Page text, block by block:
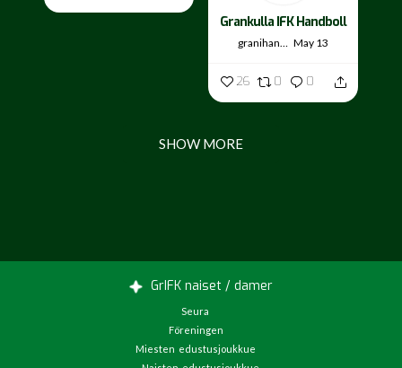
Grankulla IFK Handboll
granihandis May 13
26 0 0
SHOW MORE
GrIFK naiset / damer
Seura
Föreningen
Miesten edustusjoukkue